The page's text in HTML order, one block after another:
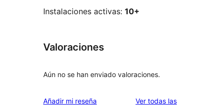
Instalaciones activas: 10+
Valoraciones
Aún no se han enviado valoraciones.
Añadir mi reseña Ver todas lasvaloraciones